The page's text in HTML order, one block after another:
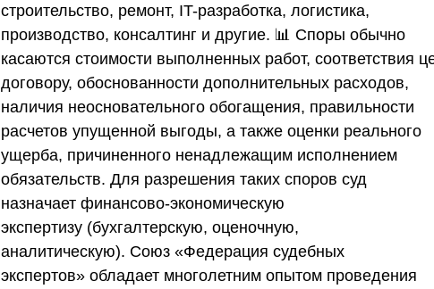
строительство, ремонт, IT-разработка, логистика,
производство, консалтинг и другие. 📊 Споры обычно
касаются стоимости выполненных работ, соответствия
договору, обоснованности дополнительных расходов,
наличия неосновательного обогащения, правильности
расчетов упущенной выгоды, а также оценки реального
ущерба, причиненного ненадлежащим исполнением
обязательств. Для разрешения таких споров суд
назначает финансово-экономическую
экспертизу (бухгалтерскую, оценочную,
аналитическую). Союз «Федерация судебных
экспертов» обладает многолетним опытом проведения